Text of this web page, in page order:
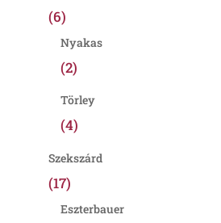
(6)
Nyakas
(2)
Törley
(4)
Szekszárd
(17)
Eszterbauer